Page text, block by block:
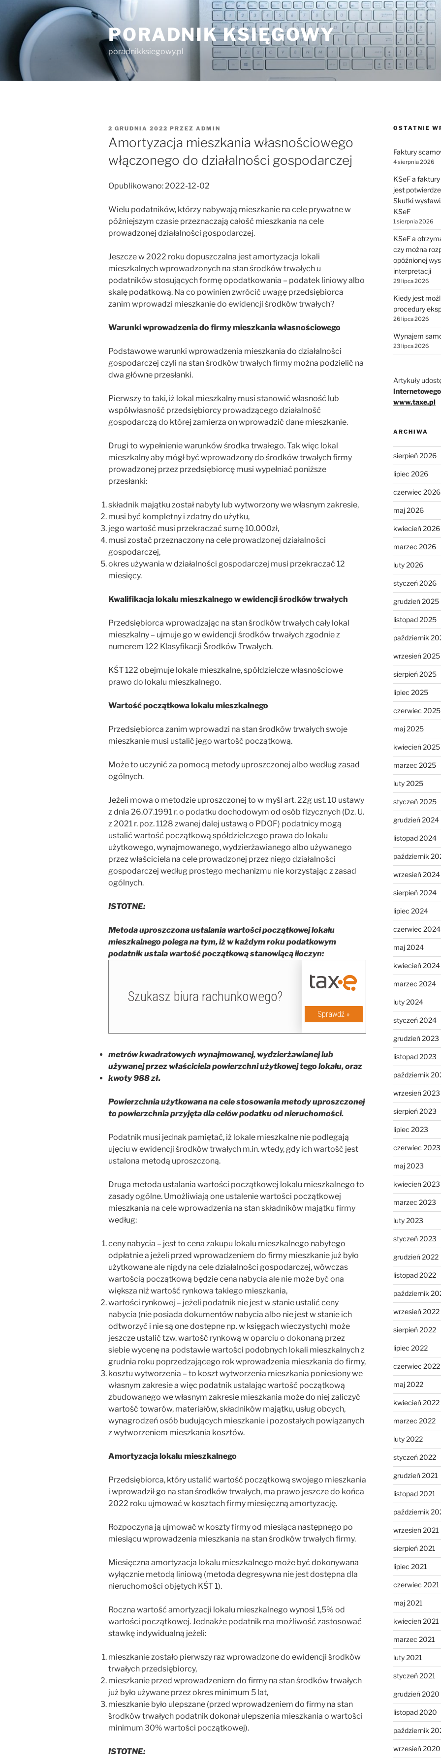
Przejdź
treści
PORADNIK KSIĘGOWY
poradnikksiegowy.pl
OPUBLIKOWANE
W
2 GRUDNIA 2022 PRZEZ ADMIN
Amortyzacja mieszkania własnościowego
włączonego do działalności gospodarczej
Opublikowano: 2022-12-02
Wielu podatników, którzy nabywają mieszkanie na cele prywatne w
późniejszym czasie przeznaczają całość mieszkania na cele
prowadzonej działalności gospodarczej.
Jeszcze w 2022 roku dopuszczalna jest amortyzacja lokali
mieszkalnych wprowadzonych na stan środków trwałych u
podatników stosujących formę opodatkowania – podatek liniowy albo
skalę podatkową. Na co powinien zwrócić uwagę przedsiębiorca
zanim wprowadzi mieszkanie do ewidencji środków trwałych?
Warunki wprowadzenia do firmy mieszkania własnościowego
Podstawowe warunki wprowadzenia mieszkania do działalności
gospodarczej czyli na stan środków trwałych firmy można podzielić na
dwa główne przesłanki.
Pierwszy to taki, iż lokal mieszkalny musi stanowić własność lub
współwłasność przedsiębiorcy prowadzącego działalność
gospodarczą do której zamierza on wprowadzić dane mieszkanie.
Drugi to wypełnienie warunków środka trwałego. Tak więc lokal
mieszkalny aby mógł być wprowadzony do środków trwałych firmy
prowadzonej przez przedsiębiorcę musi wypełniać poniższe
przesłanki:
składnik majątku został nabyty lub wytworzony we własnym zakresie,
musi być kompletny i zdatny do użytku,
jego wartość musi przekraczać sumę 10.000zł,
musi zostać przeznaczony na cele prowadzonej działalności
gospodarczej,
okres używania w działalności gospodarczej musi przekraczać 12
miesięcy.
Kwalifikacja lokalu mieszkalnego w ewidencji środków trwałych
Przedsiębiorca wprowadzając na stan środków trwałych cały lokal
mieszkalny – ujmuje go w ewidencji środków trwałych zgodnie z
numerem 122 Klasyfikacji Środków Trwałych.
KŚT 122 obejmuje lokale mieszkalne, spółdzielcze własnościowe
prawo do lokalu mieszkalnego.
Wartość początkowa lokalu mieszkalnego
Przedsiębiorca zanim wprowadzi na stan środków trwałych swoje
mieszkanie musi ustalić jego wartość początkową.
Może to uczynić za pomocą metody uproszczonej albo według zasad
ogólnych.
Jeżeli mowa o metodzie uproszczonej to w myśl art. 22g ust. 10 ustawy
z dnia 26.07.1991 r. o podatku dochodowym od osób fizycznych (Dz. U.
z 2021 r. poz. 1128 zwanej dalej ustawą o PDOF) podatnicy mogą
ustalić wartość początkową spółdzielczego prawa do lokalu
użytkowego, wynajmowanego, wydzierżawianego albo używanego
przez właściciela na cele prowadzonej przez niego działalności
gospodarczej według prostego mechanizmu nie korzystając z zasad
ogólnych.
ISTOTNE:
Metoda uproszczona ustalania wartości początkowej lokalu
mieszkalnego polega na tym, iż w każdym roku podatkowym
podatnik ustala wartość początkową stanowiącą iloczyn:
metrów kwadratowych wynajmowanej, wydzierżawianej lub
używanej przez właściciela powierzchni użytkowej tego lokalu, oraz
kwoty 988 zł.
Powierzchnia użytkowana na cele stosowania metody uproszczonej
to powierzchnia przyjęta dla celów podatku od nieruchomości.
Podatnik musi jednak pamiętać, iż lokale mieszkalne nie podlegają
ujęciu w ewidencji środków trwałych m.in. wtedy, gdy ich wartość jest
ustalona metodą uproszczoną.
Druga metoda ustalania wartości początkowej lokalu mieszkalnego to
zasady ogólne. Umożliwiają one ustalenie wartości początkowej
mieszkania na cele wprowadzenia na stan składników majątku firmy
według:
ceny nabycia – jest to cena zakupu lokalu mieszkalnego nabytego
odpłatnie a jeżeli przed wprowadzeniem do firmy mieszkanie już było
użytkowane ale nigdy na cele działalności gospodarczej, wówczas
wartością początkową będzie cena nabycia ale nie może być ona
większa niż wartość rynkowa takiego mieszkania,
wartości rynkowej – jeżeli podatnik nie jest w stanie ustalić ceny
nabycia (nie posiada dokumentów nabycia albo nie jest w stanie ich
odtworzyć i nie są one dostępne np. w księgach wieczystych) może
jeszcze ustalić tzw. wartość rynkową w oparciu o dokonaną przez
siebie wycenę na podstawie wartości podobnych lokali mieszkalnych z
grudnia roku poprzedzającego rok wprowadzenia mieszkania do firmy,
kosztu wytworzenia – to koszt wytworzenia mieszkania poniesiony we
własnym zakresie a więc podatnik ustalając wartość początkową
zbudowanego we własnym zakresie mieszkania może do niej zaliczyć
wartość towarów, materiałów, składników majątku, usług obcych,
wynagrodzeń osób budujących mieszkanie i pozostałych powiązanych
z wytworzeniem mieszkania kosztów.
Amortyzacja lokalu mieszkalnego
Przedsiębiorca, który ustalić wartość początkową swojego mieszkania
i wprowadził go na stan środków trwałych, ma prawo jeszcze do końca
2022 roku ujmować w kosztach firmy miesięczną amortyzację.
Rozpoczyna ją ujmować w koszty firmy od miesiąca następnego po
miesiącu wprowadzenia mieszkania na stan środków trwałych firmy.
Miesięczna amortyzacja lokalu mieszkalnego może być dokonywana
wyłącznie metodą liniową (metoda degresywna nie jest dostępna dla
nieruchomości objętych KŚT 1).
Roczna wartość amortyzacji lokalu mieszkalnego wynosi 1,5% od
wartości początkowej. Jednakże podatnik ma możliwość zastosować
stawkę indywidualną jeżeli:
mieszkanie zostało pierwszy raz wprowadzone do ewidencji środków
trwałych przedsiębiorcy,
mieszkanie przed wprowadzeniem do firmy na stan środków trwałych
już było używane przez okres minimum 5 lat,
mieszkanie było ulepszane (przed wprowadzeniem do firmy na stan
środków trwałych podatnik dokonał ulepszenia mieszkania o wartości
minimum 30% wartości początkowej).
ISTOTNE:
OSTATNIE
Faktury
4 sierpnia 2026
KSeF a
jest
Skutki
KSeF
1 sierpnia 2026
KSeF a
czy można
opóźnionej
interpretacji
29 lipca 2026
Kiedy jest
procedury
26 lipca 2026
Wynajem
23 lipca 2026
Artykuły
www.taxe.pl
ARCHIWA
sierpień 2026
lipiec 2026
czerwiec 2026
maj 2026
kwiecień 2026
marzec 2026
luty 2026
styczeń 2026
grudzień 2025
listopad 2025
październik
wrzesień 2025
sierpień 2025
lipiec 2025
czerwiec 2025
maj 2025
kwiecień 2025
marzec 2025
luty 2025
styczeń 2025
grudzień 2024
listopad 2024
październik
wrzesień 2024
sierpień 2024
lipiec 2024
czerwiec 2024
maj 2024
kwiecień 2024
marzec 2024
luty 2024
styczeń 2024
grudzień 2023
listopad 2023
październik
wrzesień 2023
sierpień 2023
lipiec 2023
czerwiec 2023
maj 2023
kwiecień 2023
marzec 2023
luty 2023
styczeń 2023
grudzień 2022
listopad 2022
październik
wrzesień 2022
sierpień 2022
lipiec 2022
czerwiec 2022
maj 2022
kwiecień 2022
marzec 2022
luty 2022
styczeń 2022
grudzień 2021
listopad 2021
październik
wrzesień 2021
sierpień 2021
lipiec 2021
czerwiec 2021
maj 2021
kwiecień 2021
marzec 2021
luty 2021
styczeń 2021
grudzień 2020
listopad 2020
październik
wrzesień 2020